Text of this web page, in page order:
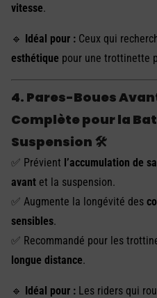
vitesse.
🔹 Idéal pour : Ceux qui
esthétique pour une trottinette
4. Pares-Boues
Complète pour la
Suspension 🛠️
✅ Prévient l’accumulation de
avant et la suspension.
✅ Augmente la longévité des
sensibles.
✅ Recommandé pour les
longue distance.
🔹 Idéal pour : Les riders qui